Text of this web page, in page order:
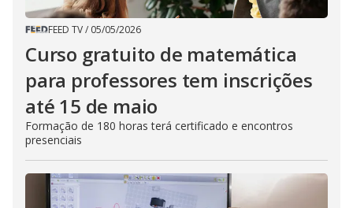
FEED TV/ 05/05/2026
Curso gratuito de matemática
para professores tem inscrições
até 15 de maio
Formação de 180 horas terá certificado e encontros
presenciais